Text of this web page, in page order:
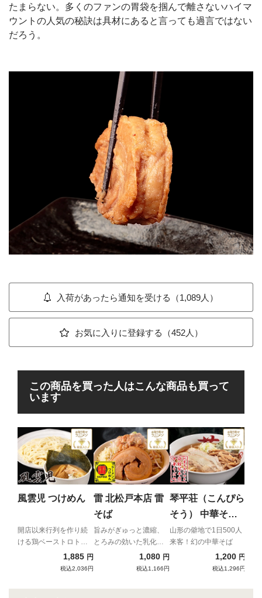
たまらない。多くのファンの胃袋を掴んで離さないハイマ
ウントの人気の秘訣は具材にあると言っても過言ではない
だろう。
入荷があったら通知を受ける（1,089人）
お気に入りに登録する（452人）
この商品を買った人はこんな商品も買って
います
風雲児 つけめん
開店以来行列を作り続
ける鶏ベーストロトロ
1,885 円
税込2,036円
雷 北松戸本店 雷
そば
旨みがぎゅっと濃縮、
とろみの効いた乳化ス
ープと自家製極太麺の
強烈濃厚コンビネーシ
1,080 円
税込1,166円
琴平荘（こんぴら
そう） 中華そば
（あっさり）
山形の僻地で1日500人
来客！幻の中華そば
1,200 円
税込1,296円